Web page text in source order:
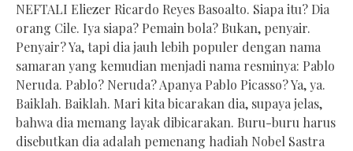
NEFTALI Eliezer Ricardo Reyes Basoalto. Siapa itu? Dia
orang Cile. Iya siapa? Pemain bola? Bukan, penyair.
Penyair? Ya, tapi dia jauh lebih populer dengan nama
samaran yang kemudian menjadi nama resminya: Pablo
Neruda. Pablo? Neruda? Apanya Pablo Picasso? Ya, ya.
Baiklah. Baiklah. Mari kita bicarakan dia, supaya jelas,
bahwa dia memang layak dibicarakan. Buru-buru harus
disebutkan dia adalah pemenang hadiah Nobel Sastra